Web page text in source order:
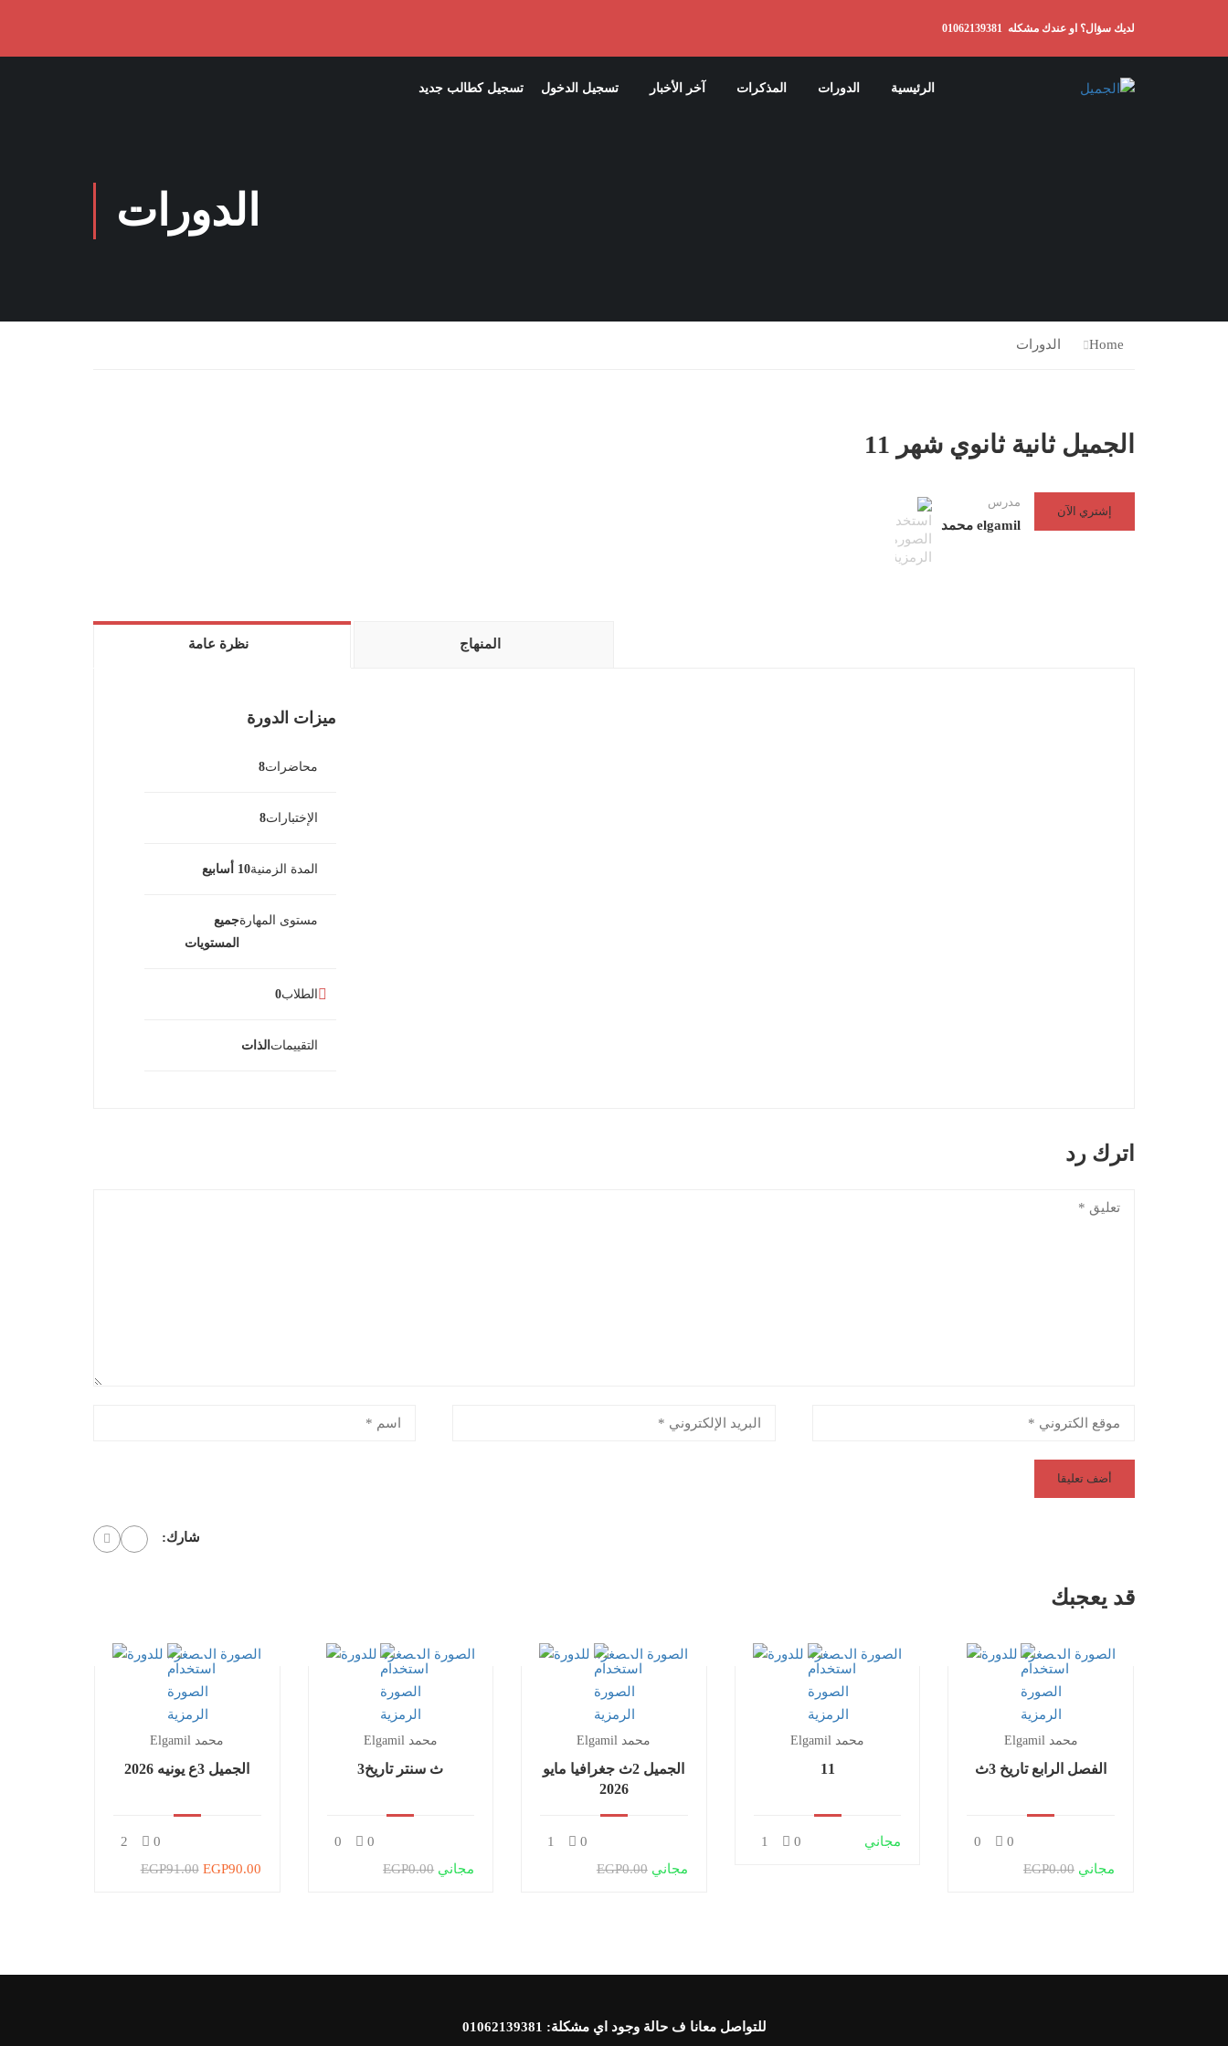
لديك سؤال؟ او عندك مشكله 01062139381
الرئيسية الدورات المذكرات آخر الأخبار تسجيل الدخول تسجيل كطالب جديد
الدورات
Home الدورات
الجميل ثانية ثانوي شهر 11
مدرس
elgamil محمد
إشتري الآن
نظرة عامة المنهاج
ميزات الدورة
محاضرات8
الإختبارات8
المدة الزمنية10 أسابيع
مستوى المهارةجميع
المستويات
الطلاب0
التقييمات الذات
اترك رد
شارك:
قد يعجبك
Elgamil محمد
الجميل 3ع يونيه 2026
2
0
EGP91.00 EGP90.00
Elgamil محمد
3ث سنتر تاريخ
0
0
EGP0.00 مجاني
Elgamil محمد
الجميل 2ث جغرافيا مايو
2026
1
0
EGP0.00 مجاني
Elgamil محمد
11
1 0 مجاني
Elgamil محمد
الفصل الرابع تاريخ 3ث
0
0
EGP0.00 مجاني
للتواصل معانا ف حالة وجود اي مشكلة: 01062139381